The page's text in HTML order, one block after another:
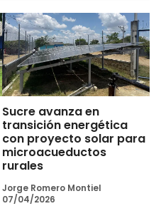
Sucre avanza en
transición energética
con proyecto solar para
microacueductos
rurales
Jorge Romero Montiel
07/04/2026